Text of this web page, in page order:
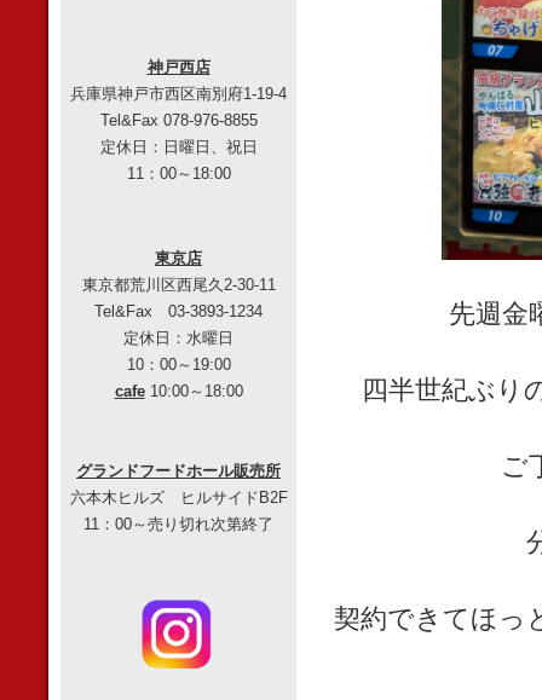
先週金
四半世紀ぶり
ご
契約できてほっ
神戸西店
兵庫県神戸市西区南別府1-19-4
Tel&Fax 078-976-8855
定休日：日曜日、祝日
11：00～18:00
東京店
東京都荒川区西尾久2-30-11
Tel&Fax 03-3893-1234
定休日：水曜日
10：00～19:00
cafe10:00～18:00
グランドフードホール販売所
六本木ヒルズ ヒルサイドB2F
11：00～売り切れ次第終了